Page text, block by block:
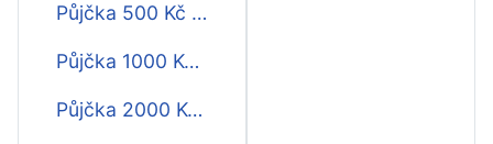
Půjčka 500 Kč bez potvrzování příjmu
Půjčka 1000 Kč bez potvrzování příjmu
Půjčka 2000 Kč bez potvrzování příjmu